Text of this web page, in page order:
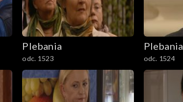
Plebania
odc. 1523
Plebania
odc. 1524